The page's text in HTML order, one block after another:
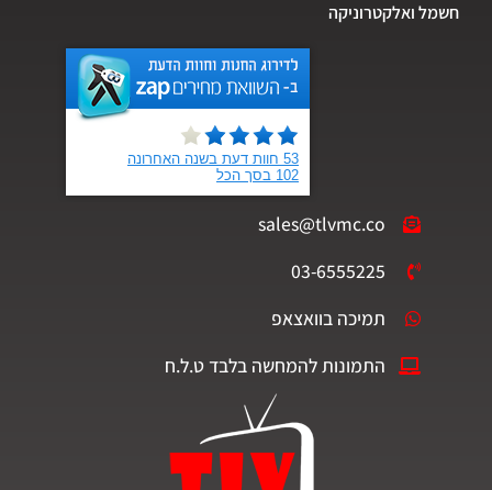
חשמל ואלקטרוניקה
sales@tlvmc.co
03-6555225
תמיכה בוואצאפ
התמונות להמחשה בלבד ט.ל.ח